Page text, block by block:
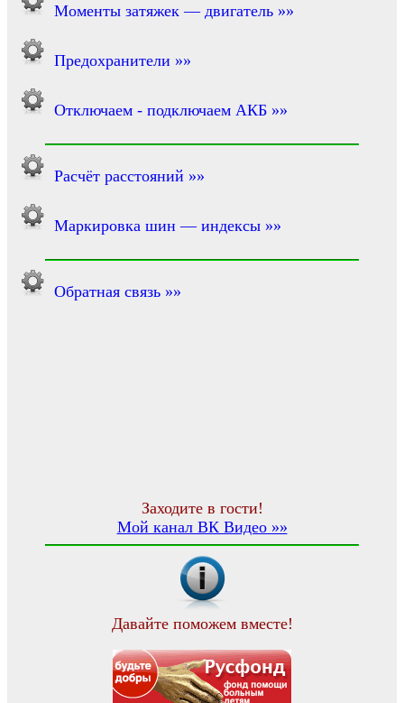
Моменты затяжек — двигатель »»
Предохранители »»
Отключаем - подключаем АКБ »»
Расчёт расстояний »»
Маркировка шин — индексы »»
Обратная связь »»
Заходите в гости!
Мой канал ВК Видео »»
Давайте поможем вместе!